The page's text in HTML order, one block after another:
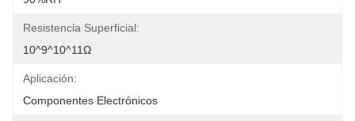
Resistencia Superficial:
10^9^10^11Ω
Aplicación:
Componentes Electrónicos